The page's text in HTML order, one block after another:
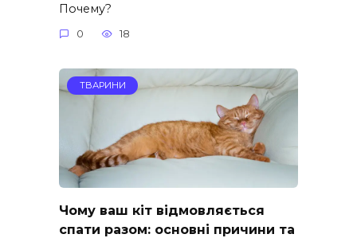
Почему?
0 18
ТВАРИНИ
Чому ваш кіт відмовляється
спати разом: основні причини та